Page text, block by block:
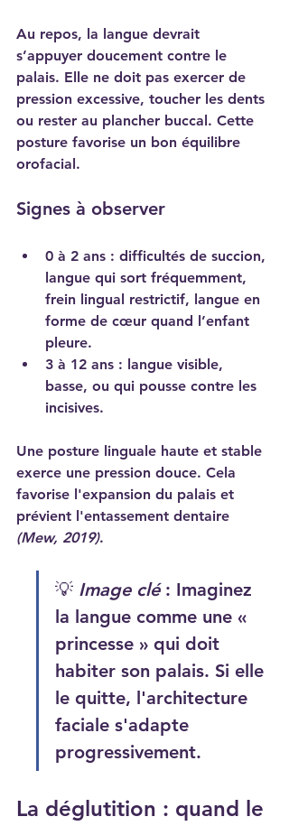
Au repos, la langue devrait
s’appuyer doucement contre le
palais. Elle ne doit pas exercer de
pression excessive, toucher les dents
ou rester au plancher buccal. Cette
posture favorise un bon équilibre
orofacial.
Signes à observer
0 à 2 ans : difficultés de succion,
langue qui sort fréquemment,
frein lingual restrictif, langue en
forme de cœur quand l’enfant
pleure.
3 à 12 ans : langue visible,
basse, ou qui pousse contre les
incisives.
Une posture linguale haute et stable
exerce une pression douce. Cela
favorise l'expansion du palais et
prévient l'entassement dentaire
(Mew, 2019).
💡 Image clé : Imaginez
la langue comme une «
princesse » qui doit
habiter son palais. Si elle
le quitte, l'architecture
faciale s'adapte
progressivement.
La déglutition : quand le